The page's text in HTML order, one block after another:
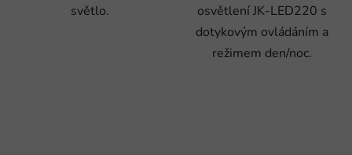
světlo.
osvětlení JK-LED220 s
dotykovým ovládáním a
režimem den/noc.